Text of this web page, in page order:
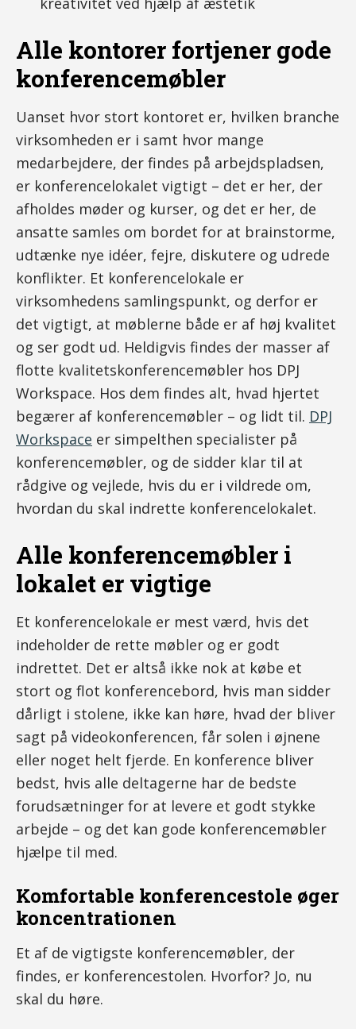
Alle kontorer fortjener gode
konferencemøbler
Uanset hvor stort kontoret er, hvilken branche
virksomheden er i samt hvor mange
medarbejdere, der findes på arbejdspladsen,
er konferencelokalet vigtigt – det er her, der
afholdes møder og kurser, og det er her, de
ansatte samles om bordet for at brainstorme,
udtænke nye idéer, fejre, diskutere og udrede
konflikter. Et konferencelokale er
virksomhedens samlingspunkt, og derfor er
det vigtigt, at møblerne både er af høj kvalitet
og ser godt ud. Heldigvis findes der masser af
flotte kvalitetskonferencemøbler hos DPJ
Workspace. Hos dem findes alt, hvad hjertet
begærer af konferencemøbler – og lidt til. DPJ
Workspace er simpelthen specialister på
konferencemøbler, og de sidder klar til at
rådgive og vejlede, hvis du er i vildrede om,
hvordan du skal indrette konferencelokalet.
Alle konferencemøbler i
lokalet er vigtige
Et konferencelokale er mest værd, hvis det
indeholder de rette møbler og er godt
indrettet. Det er altså ikke nok at købe et
stort og flot konferencebord, hvis man sidder
dårligt i stolene, ikke kan høre, hvad der bliver
sagt på videokonferencen, får solen i øjnene
eller noget helt fjerde. En konference bliver
bedst, hvis alle deltagerne har de bedste
forudsætninger for at levere et godt stykke
arbejde – og det kan gode konferencemøbler
hjælpe til med.
Komfortable konferencestole øger
koncentrationen
Et af de vigtigste konferencemøbler, der
findes, er konferencestolen. Hvorfor? Jo, nu
skal du høre.